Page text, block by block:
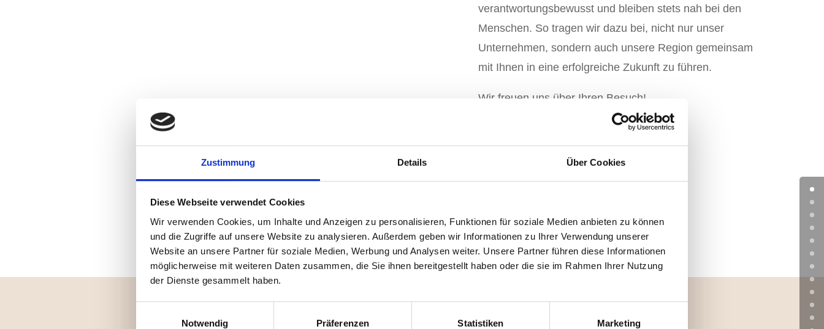
Zustimmung Details Über Cookies
Diese Webseite verwendet Cookies
Wir verwenden Cookies, um Inhalte und Anzeigen zu personalisieren, Funktionen für soziale Medien anbieten zu können
und die Zugriffe auf unsere Website zu analysieren. Außerdem geben wir Informationen zu Ihrer Verwendung unserer
Website an unsere Partner für soziale Medien, Werbung und Analysen weiter. Unsere Partner führen diese Informationen
möglicherweise mit weiteren Daten zusammen, die Sie ihnen bereitgestellt haben oder die sie im Rahmen Ihrer Nutzung
der Dienste gesammelt haben.
Notwendig
Präferenzen Statistiken Marketing
verantwortungsbewusst und bleiben stets nah bei den
Menschen. So tragen wir dazu bei, nicht nur unser
Unternehmen, sondern auch unsere Region gemeinsam
mit Ihnen in eine erfolgreiche Zukunft zu führen.
Wir freuen uns über Ihren Besuch!